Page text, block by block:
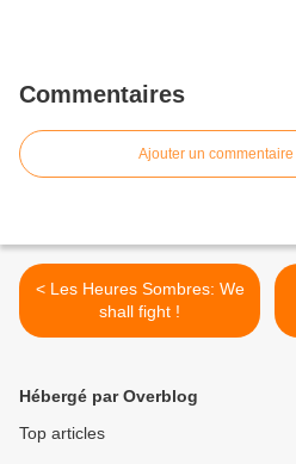
Commentaires
Ajouter un commentaire
< Les Heures Sombres: We
shall fight !
Hébergé par Overblog
Top articles